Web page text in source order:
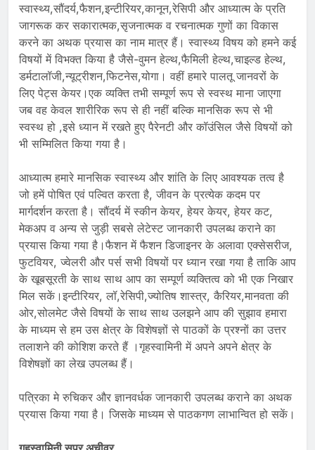
स्वास्थ्य,सौंदर्य,फैशन,इन्टीरियर,कानून,रेसिपी और आध्यात्म के प्रति
जागरूक कर सकारात्मक,सृजनात्मक व रचनात्मक गुणों का विकास
करने का अथक प्रयास का नाम मात्र हैं। स्वास्थ्य विषय को हमने कई
विषयों में विभक्त किया है जैसे-वुमन हेल्थ,फैमिली हेल्थ,चाइल्ड हेल्थ,
डर्मटालॉजी,न्यूट्रीशन,फिटनेस,योगा। वहीं हमारे पालतू जानवरों के
लिए पेट्स केयर।एक व्यक्ति तभी सम्पूर्ण रूप से स्वस्थ माना जाएगा
जब वह केवल शारीरिक रूप से ही नहीं बल्कि मानसिक रूप से भी
स्वस्थ हो ,इसे ध्यान में रखते हुए पैरेनटी और कॉउंसिल जैसे विषयों को
भी सम्मिलित किया गया है।
आध्यात्म हमारे मानसिक स्वास्थ्य और शांति के लिए आवश्यक तत्व है
जो हमें पोषित एवं पल्वित करता है, जीवन के प्रत्येक कदम पर
मार्गदर्शन करता है। सौंदर्य में स्कीन केयर, हेयर केयर, हेयर कट,
मेकअप व अन्य से जुड़ी सबसे लेटेस्ट जानकारी उपलब्ध कराने का
प्रयास किया गया है।फैशन में फैशन डिजाइनर के अलावा एक्सेसरीज,
फुटवियर, ज्वेलरी और पर्स सभी विषयों पर ध्यान रखा गया है ताकि आप
के खूबसूरती के साथ साथ आप का सम्पूर्ण व्यक्तित्व को भी एक निखार
मिल सकें।इन्टीरियर, लॉ,रेसिपी,ज्योतिष शास्त्र, कैरियर,मानवता की
ओर,सोलमेट जैसे विषयों के साथ साथ उलझने आप की सुझाव हमारा
के माध्यम से हम उस क्षेत्र के विशेषज्ञों से पाठकों के प्रश्नों का उत्तर
तलाशने की कोशिश करते हैं ।गृहस्वामिनी में अपने अपने क्षेत्र के
विशेषज्ञों का लेख उपलब्ध हैं।
पत्रिका मे रुचिकर और ज्ञानवर्धक जानकारी उपलब्ध कराने का अथक
प्रयास किया गया है। जिसके माध्यम से पाठकगण लाभान्वित हो सकें।